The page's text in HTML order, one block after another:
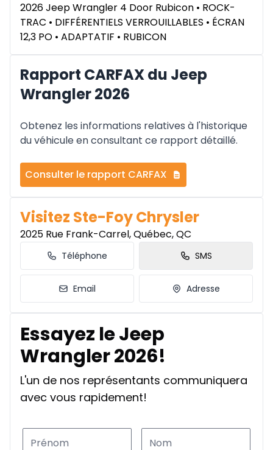
2026 Jeep Wrangler 4 Door Rubicon • ROCK-
TRAC • DIFFÉRENTIELS VERROUILLABLES • ÉCRAN
12,3 PO • ADAPTATIF • RUBICON
Rapport CARFAX du Jeep
Wrangler 2026
Obtenez les informations relatives à l'historique
du véhicule en consultant ce rapport détaillé.
Consulter le rapport CARFAX
Visitez Ste-Foy Chrysler
2025 Rue Frank-Carrel, Québec, QC
Téléphone SMS
Email Adresse
Essayez le Jeep
Wrangler 2026!
L'un de nos représentants communiquera
avec vous rapidement!